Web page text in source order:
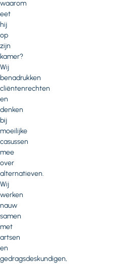
waarom
eet
hij
op
zijn
kamer?
Wij
benadrukken
cliëntenrechten
en
denken
bij
moeilijke
casussen
mee
over
alternatieven.
Wij
werken
nauw
samen
met
artsen
en
gedragsdeskundigen,